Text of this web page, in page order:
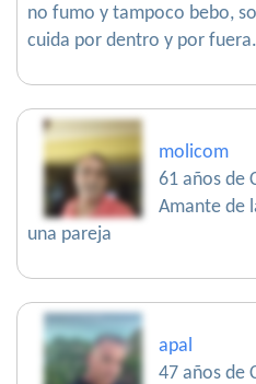
no fumo y tampoco bebo,
cuida por dentro y por fuera.
molicom
61 años de
Amante de
una pareja
apal
47 años de